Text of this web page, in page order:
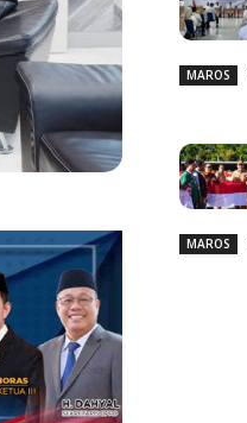
MAROS
MAROS